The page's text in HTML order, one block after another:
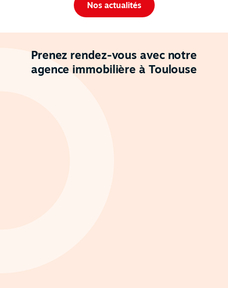
Nos actualités
Prenez rendez-vous avec notre
agence immobilière à Toulouse